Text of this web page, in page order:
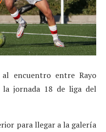
al encuentro entre Rayo
la jornada 18 de liga del
para llegar a la galería